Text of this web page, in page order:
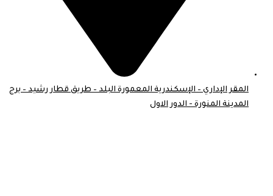
المقر الإداري – الإسكندرية المعمورة البلد – طريق قطار رشيد – برج
المدينة المنورة - الدور الاول